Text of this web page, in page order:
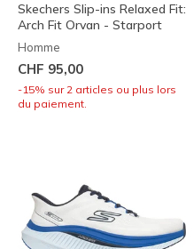
Skechers Slip-ins Relaxed Fit:
Arch Fit Orvan - Starport
Homme
CHF 95,00
-15% sur 2 articles ou plus lors
du paiement.